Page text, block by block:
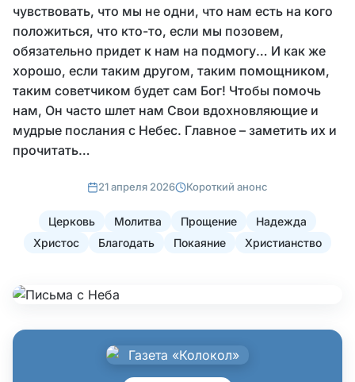
чувствовать, что мы не одни, что нам есть на кого
положиться, что кто-то, если мы позовем,
обязательно придет к нам на подмогу… И как же
хорошо, если таким другом, таким помощником,
таким советчиком будет сам Бог! Чтобы помочь
нам, Он часто шлет нам Свои вдохновляющие и
мудрые послания с Небес. Главное – заметить их и
прочитать…
21 апреля 2026 Короткий анонс
Церковь Молитва Прощение
Надежда
Христос
Благодать Покаяние Христианство